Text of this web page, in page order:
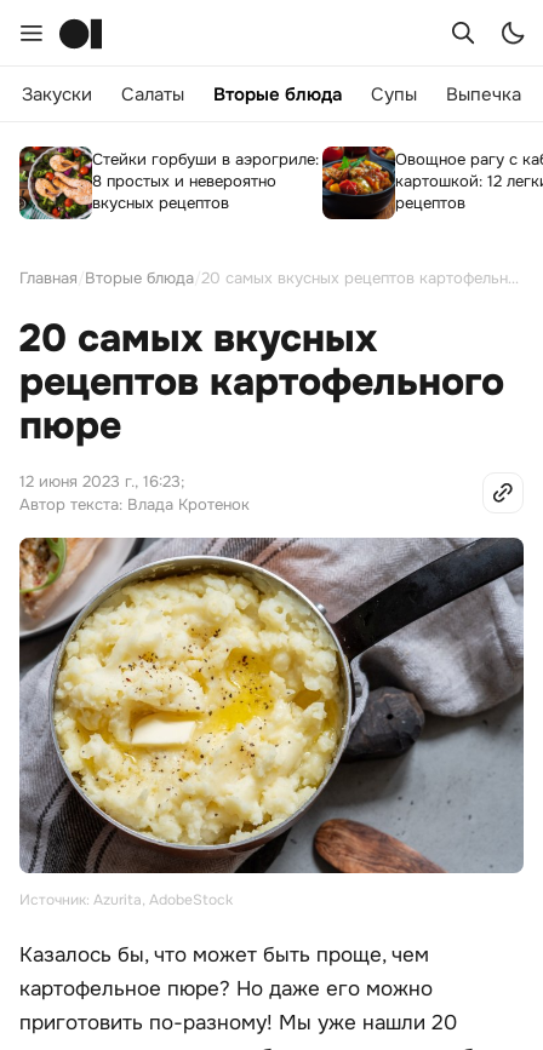
Закуски Салаты Вторые блюда Супы Выпечка
Стейки горбуши в аэрогриле:
8 простых и невероятно
вкусных рецептов
Овощное рагу с
картошкой: 12
рецептов
Главная Вторые блюда 20 самых вкусных рецептов картофельного пюре
20 самых вкусных
рецептов картофельного
пюре
12 июня 2023 г., 16:23;
Автор текста: Влада Кротенок
Источник: Azurita, AdobeStock
Казалось бы, что может быть проще, чем
картофельное пюре? Но даже его можно
приготовить по-разному! Мы уже нашли 20